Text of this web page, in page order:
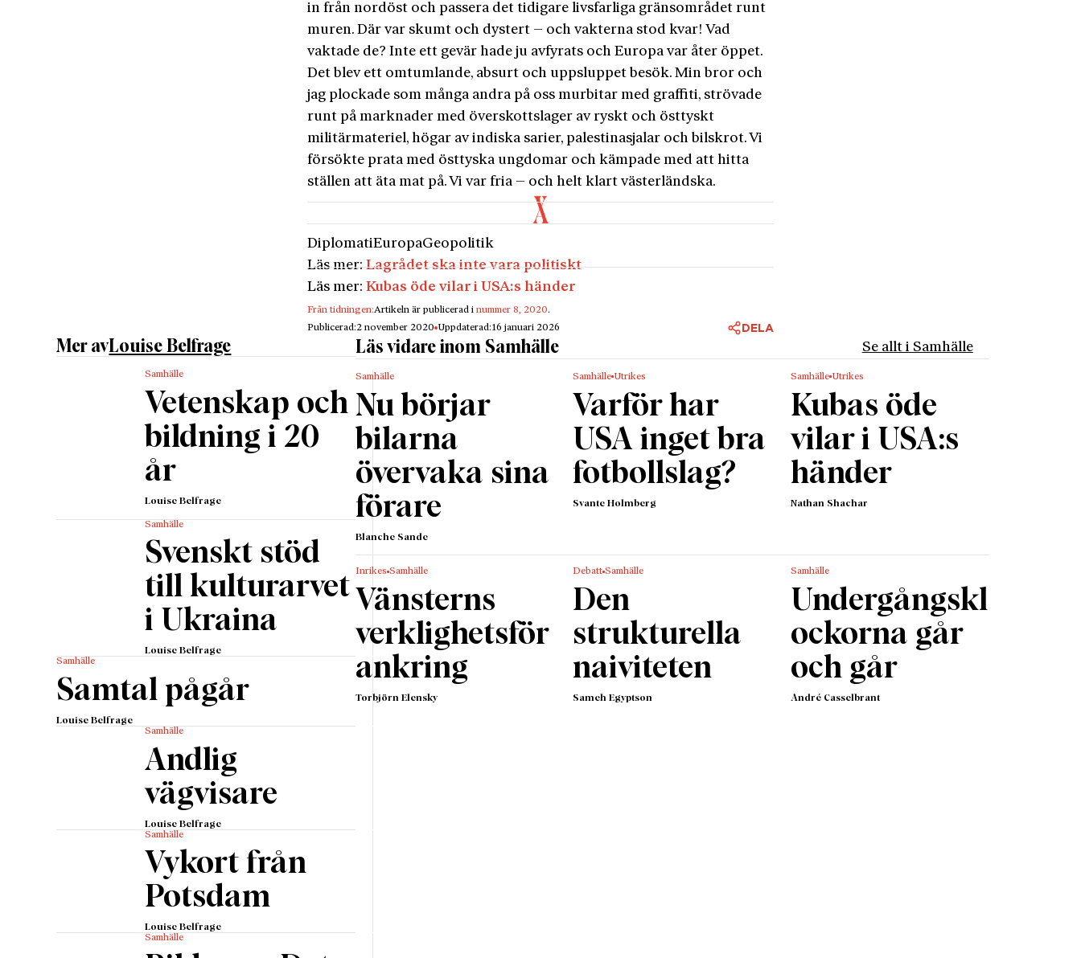
in från nordöst och passera det tidigare livsfarliga gränsområdet runt
muren. Där var skumt och dystert – och vakterna stod kvar! Vad
vaktade de? Inte ett gevär hade ju avfyrats och Europa var åter öppet.
Det blev ett omtumlande, absurt och uppsluppet besök. Min bror och
jag plockade som många andra på oss murbitar med graffiti, strövade
runt på marknader med överskottslager av ryskt och östtyskt
militärmateriel, högar av indiska sarier, palestinasjalar och bilskrot. Vi
försökte prata med östtyska ungdomar och kämpade med att hitta
ställen att äta mat på. Vi var fria – och helt klart västerländska.
DiplomatiEuropaGeopolitik
Läs mer:Lagrådet ska inte vara politiskt
Läs mer:Kubas öde vilar i USA:s händer
Från tidningen:Artikeln är publicerad inummer 8, 2020.
Publicerad:2 november 2020 Uppdaterad:16 januari 2026 DELA
Mer avLouise Belfrage
Samhälle
Vetenskap och
bildning i 20
år
Louise Belfrage
Samhälle
Svenskt stöd
till kulturarvet
i Ukraina
Louise Belfrage
Samhälle
Samtal pågår
Louise Belfrage
Samhälle
Andlig
vägvisare
Louise Belfrage
Samhälle
Vykort från
Potsdam
Louise Belfrage
Samhälle
Läs vidare inom Samhälle Se allt i Samhälle
Samhälle
Nu börjar
bilarna
övervaka sina
förare
Blanche Sande
Samhälle Utrikes
Varför har
USA inget bra
fotbollslag?
Svante Holmberg
Samhälle Utrikes
Kubas öde
vilar i USA:s
händer
Nathan Shachar
Inrikes Samhälle
Vänsterns
verklighetsför
ankring
Torbjörn Elensky
Debatt Samhälle
Den
strukturella
naiviteten
Sameh Egyptson
Samhälle
Undergångskl
ockorna går
och går
André Casselbrant